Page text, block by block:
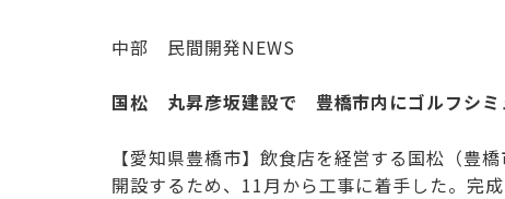
中部 民間開発NEWS
国松 丸昇彦坂建設で 豊橋市内にゴルフシミ
【愛知県豊橋市】飲食店を経営する国松（豊
開設するため、11月から工事に着手した。完